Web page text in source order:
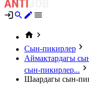
Сын-пикирлер
Аймактардагы
сын-пикирлер...
Шаардагы сын-